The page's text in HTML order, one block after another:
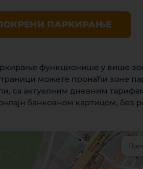
ПАРКИРАЊЕ
функционише у више
можете пронаћи зоне
са актуелним дневним
банковном картицом, без